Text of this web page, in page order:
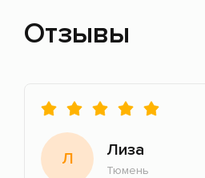
Отзывы
Л Лиза
Тюмень